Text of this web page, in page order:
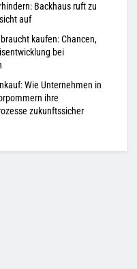
Backhaus ruft zu
auf
kaufen: Chancen,
bei
Wie Unternehmen in
ihre
zukunftssicher